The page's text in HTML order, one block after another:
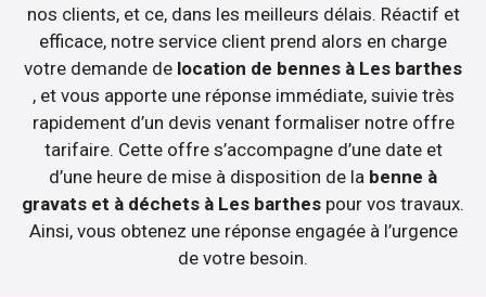
nos clients, et ce, dans les meilleurs délais. Réactif et
efficace, notre service client prend alors en charge
votre demande de location de bennes à Les barthes
, et vous apporte une réponse immédiate, suivie très
rapidement d’un devis venant formaliser notre offre
tarifaire. Cette offre s’accompagne d’une date et
d’une heure de mise à disposition de la benne à
gravats et à déchets à Les barthes pour vos travaux.
Ainsi, vous obtenez une réponse engagée à l’urgence
de votre besoin.